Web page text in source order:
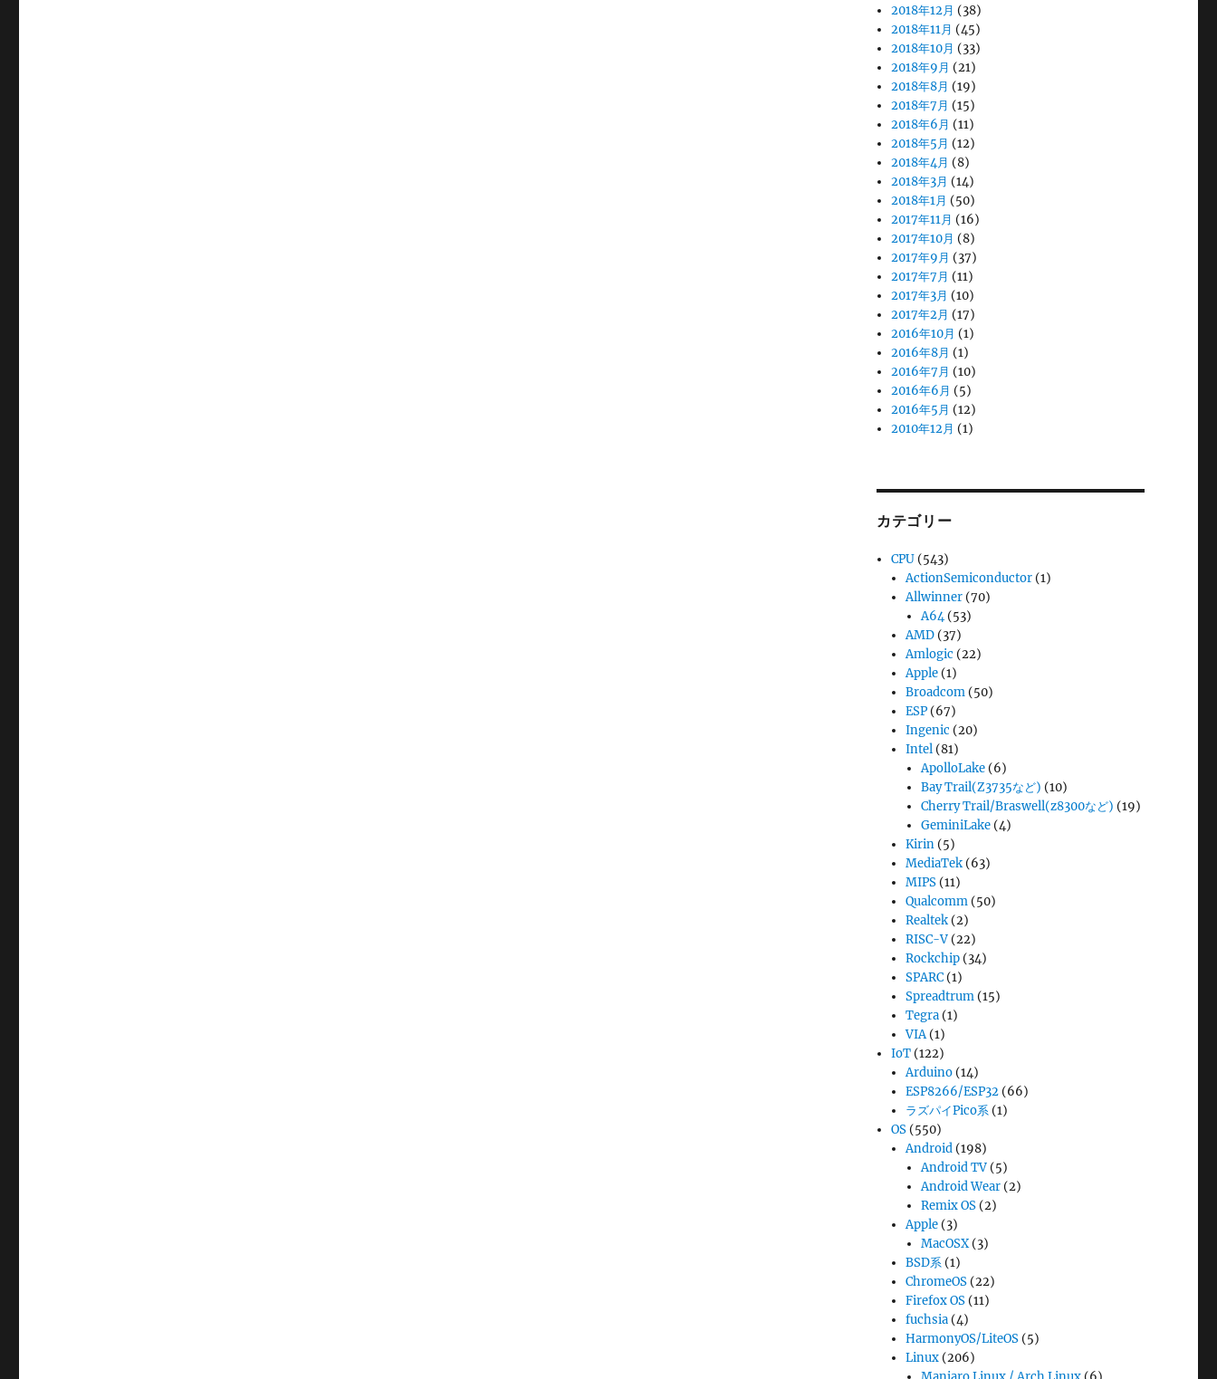
2018年12月 (38)
2018年11月 (45)
2018年10月 (33)
2018年9月 (21)
2018年8月 (19)
2018年7月 (15)
2018年6月 (11)
2018年5月 (12)
2018年4月 (8)
2018年3月 (14)
2018年1月 (50)
2017年11月 (16)
2017年10月 (8)
2017年9月 (37)
2017年7月 (11)
2017年3月 (10)
2017年2月 (17)
2016年10月 (1)
2016年8月 (1)
2016年7月 (10)
2016年6月 (5)
2016年5月 (12)
2010年12月 (1)
カテゴリー
CPU (543)
ActionSemiconductor (1)
Allwinner (70)
A64(53)
AMD (37)
Amlogic (22)
Apple (1)
Broadcom (50)
ESP (67)
Ingenic (20)
Intel (81)
ApolloLake(6)
Bay Trail(Z3735など) (10)
Cherry Trail/Braswell(z8300など) (19)
GeminiLake(4)
Kirin (5)
MediaTek (63)
MIPS (11)
Qualcomm (50)
Realtek (2)
RISC-V (22)
Rockchip (34)
SPARC (1)
Spreadtrum (15)
Tegra (1)
VIA(1)
IoT (122)
Arduino (14)
ESP8266/ESP32 (66)
ラズパイPico系 (1)
OS (550)
Android (198)
Android TV(5)
Android Wear(2)
Remix OS(2)
Apple (3)
MacOSX(3)
BSD系 (1)
ChromeOS (22)
Firefox OS (11)
fuchsia (4)
HarmonyOS/LiteOS (5)
Linux (206)